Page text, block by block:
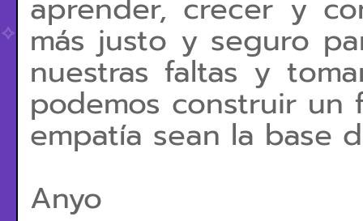
más justo y seguro
nuestras faltas y
podemos construir
empatía sean la base
Anyo